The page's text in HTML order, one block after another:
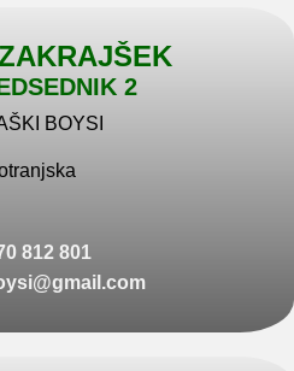
2
BOYSI
812 801